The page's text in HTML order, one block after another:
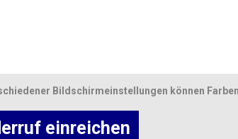
Bildschirmeinstellungen können
einreichen